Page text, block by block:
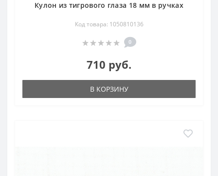
Кулон из тигрового глаза 18 мм в ручках
Код товара: 1050810136
0
710 руб.
В КОРЗИНУ